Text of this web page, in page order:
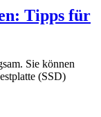
Tipps für
Sie können
(SSD)